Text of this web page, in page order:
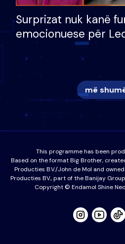
Surprizat nuk kanë
emocionuese për
nëna dhe fëmijët e
nuk i mban dot lotët:
më
This programme has been
Based on the format Big Brother,
Producties B.V./John de Mol and
Producties BV., part of the Banijay
Copyright © Endamol Shine